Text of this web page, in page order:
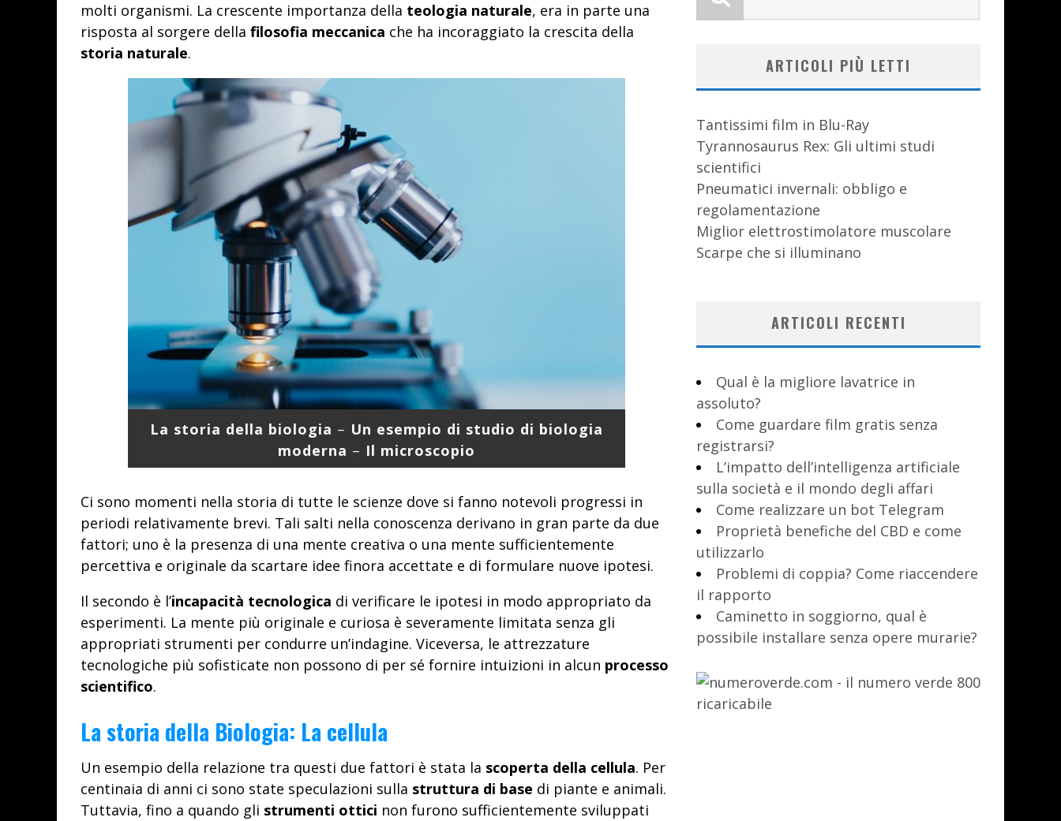
molti organismi. La crescente importanza della teologia naturale, era in parte una
risposta al sorgere della filosofia meccanica che ha incoraggiato la crescita della
storia naturale.
La storia della biologia – Un esempio di studio di biologia
moderna – Il microscopio
Ci sono momenti nella storia di tutte le scienze dove si fanno notevoli progressi in
periodi relativamente brevi. Tali salti nella conoscenza derivano in gran parte da due
fattori; uno è la presenza di una mente creativa o una mente sufficientemente
percettiva e originale da scartare idee finora accettate e di formulare nuove ipotesi.
Il secondo è l’incapacità tecnologica di verificare le ipotesi in modo appropriato da
esperimenti. La mente più originale e curiosa è severamente limitata senza gli
appropriati strumenti per condurre un’indagine. Viceversa, le attrezzature
tecnologiche più sofisticate non possono di per sé fornire intuizioni in alcun processo
scientifico.
La storia della Biologia: La cellula
Un esempio della relazione tra questi due fattori è stata la scoperta della cellula. Per
centinaia di anni ci sono state speculazioni sulla struttura di base di piante e animali.
Tuttavia, fino a quando gli strumenti ottici non furono sufficientemente sviluppati
ARTICOLI PIÙ LETTI
Tantissimi film in Blu-Ray
Tyrannosaurus Rex: Gli ultimi studi
scientifici
Pneumatici invernali: obbligo e
regolamentazione
Miglior elettrostimolatore muscolare
Scarpe che si illuminano
ARTICOLI RECENTI
Qual è la migliore lavatrice in
assoluto?
Come guardare film gratis senza
registrarsi?
L’impatto dell’intelligenza artificiale
sulla società e il mondo degli affari
Come realizzare un bot Telegram
Proprietà benefiche del CBD e come
utilizzarlo
Problemi di coppia? Come riaccendere
il rapporto
Caminetto in soggiorno, qual è
possibile installare senza opere murarie?